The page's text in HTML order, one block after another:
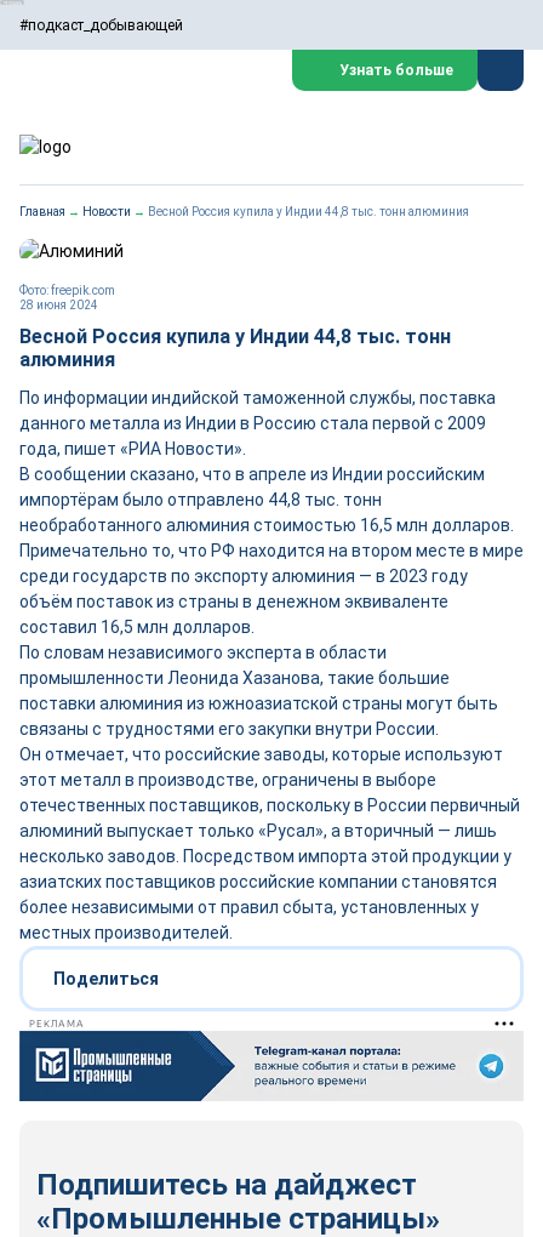
#подкаст_добывающей
Узнать больше
Главная → Новости → Весной Россия купила у Индии 44,8 тыс. тонн алюминия
28 июня 2024
Фото: freepik.com
Весной Россия купила у Индии 44,8 тыс. тонн
алюминия
По информации индийской таможенной службы, поставка
данного металла из Индии в Россию стала первой с 2009
года, пишет «РИА Новости».
В сообщении сказано, что в апреле из Индии российским
импортёрам было отправлено 44,8 тыс. тонн
необработанного алюминия стоимостью 16,5 млн долларов.
Примечательно то, что РФ находится на втором месте в мире
среди государств по экспорту алюминия — в 2023 году
объём поставок из страны в денежном эквиваленте
составил 16,5 млн долларов.
По словам независимого эксперта в области
промышленности Леонида Хазанова, такие большие
поставки алюминия из южноазиатской страны могут быть
связаны с трудностями его закупки внутри России.
Он отмечает, что российские заводы, которые используют
этот металл в производстве, ограничены в выборе
отечественных поставщиков, поскольку в России первичный
алюминий выпускает только «Русал», а вторичный — лишь
несколько заводов. Посредством импорта этой продукции у
азиатских поставщиков российские компании становятся
более независимыми от правил сбыта, установленных у
местных производителей.
Поделиться
РЕКЛАМА
Подпишитесь на дайджест
«Промышленные страницы»